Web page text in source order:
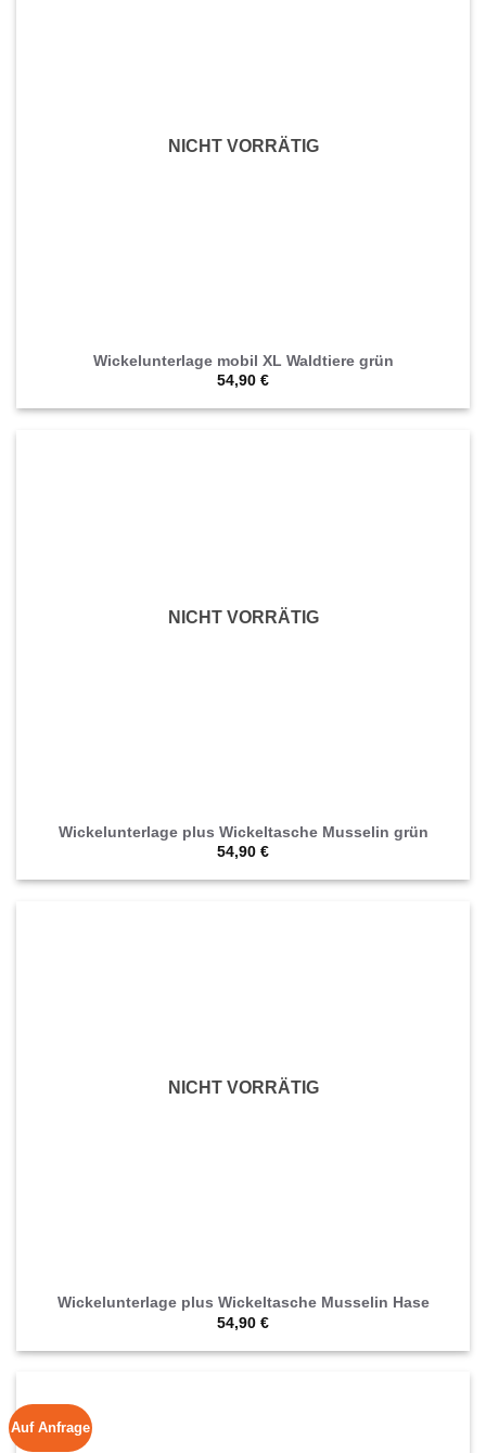
NICHT VORRÄTIG
Wickelunterlage mobil XL Waldtiere grün
54,90 €
NICHT VORRÄTIG
Wickelunterlage plus Wickeltasche Musselin grün
54,90 €
NICHT VORRÄTIG
Wickelunterlage plus Wickeltasche Musselin Hase
54,90 €
Auf Anfrage